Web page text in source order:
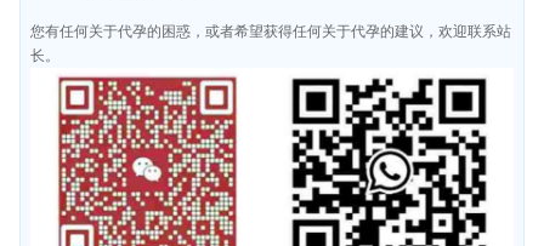
您有任何关于代孕的困惑，或者希望获得任何关于代孕的建议，欢迎联系站
长。